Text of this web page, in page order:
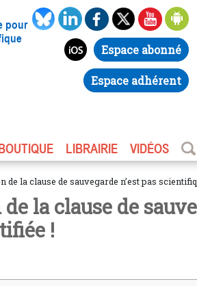
pour
Espace abonné
Espace adhérent
LIBRAIRIE VIDÉOS
de la clause de sauvegarde n’est pas
la clause de
!